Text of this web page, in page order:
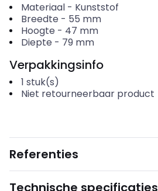
Materiaal- Kunststof
Breedte - 55 mm
Hoogte - 47 mm
Diepte - 79 mm
Verpakkingsinfo
1 stuk(s)
Niet retourneerbaar product
Referenties
Technische specificaties